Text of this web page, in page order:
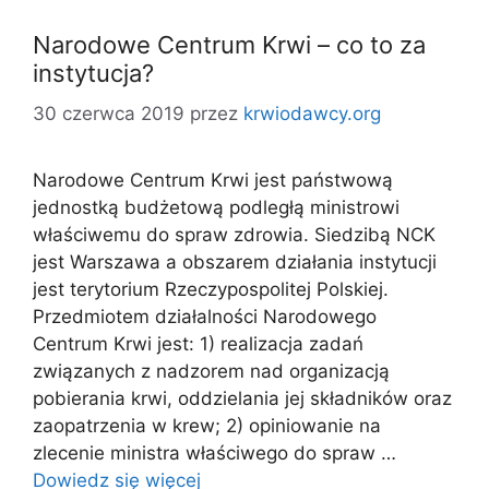
Narodowe Centrum Krwi – co to za
instytucja?
30 czerwca 2019 przez krwiodawcy.org
Narodowe Centrum Krwi jest państwową
jednostką budżetową podległą ministrowi
właściwemu do spraw zdrowia. Siedzibą NCK
jest Warszawa a obszarem działania instytucji
jest terytorium Rzeczypospolitej Polskiej.
Przedmiotem działalności Narodowego
Centrum Krwi jest: 1) realizacja zadań
związanych z nadzorem nad organizacją
pobierania krwi, oddzielania jej składników oraz
zaopatrzenia w krew; 2) opiniowanie na
zlecenie ministra właściwego do spraw …
Dowiedz się więcej